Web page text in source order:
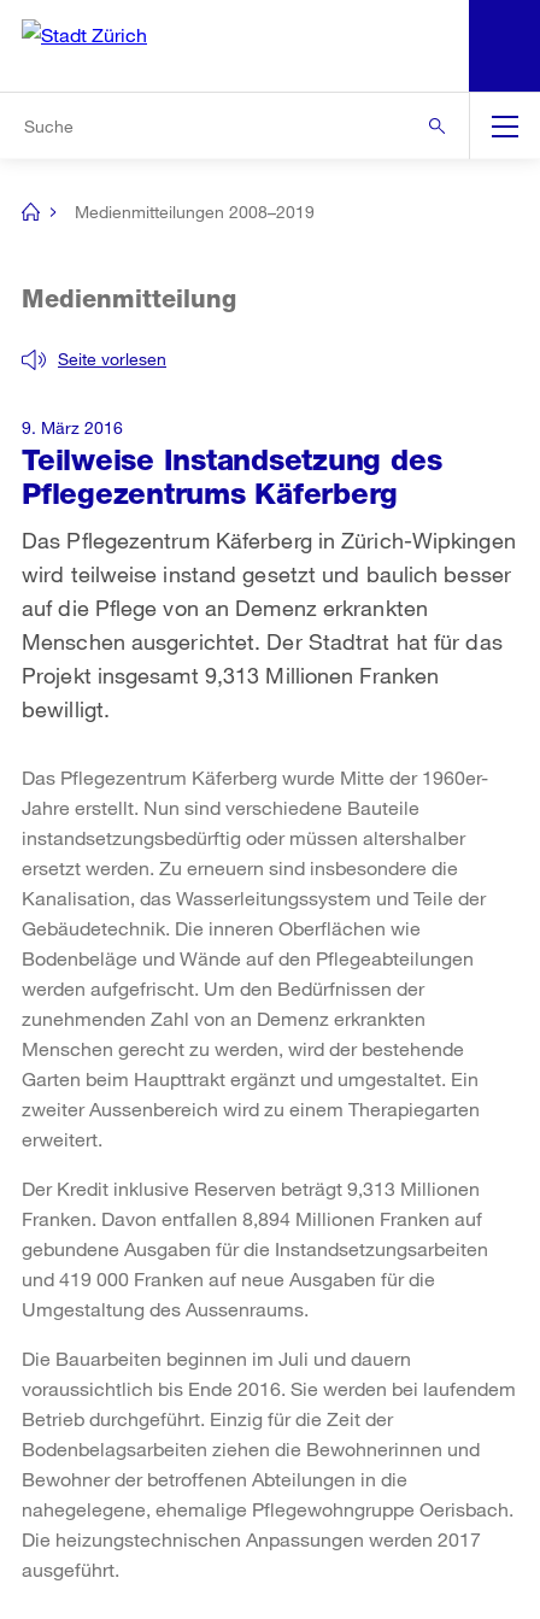
Navigation
[no
Medienmitteilungen 2008–2019
Teilweise Instandsetzung des
Pflegezentrums Käferberg
Seite vorlesen
Medienmitteilung
Das Pflegezentrum Käferberg in Zürich-Wipkingen
wird teilweise instand gesetzt und baulich besser
auf die Pflege von an Demenz erkrankten
Menschen ausgerichtet. Der Stadtrat hat für das
Projekt insgesamt 9,313 Millionen Franken
bewilligt.
9. März 2016
Das Pflegezentrum Käferberg wurde Mitte der 1960er-
Jahre erstellt. Nun sind verschiedene Bauteile
instandsetzungsbedürftig oder müssen altershalber
ersetzt werden. Zu erneuern sind insbesondere die
Kanalisation, das Wasserleitungssystem und Teile der
Gebäudetechnik. Die inneren Oberflächen wie
Bodenbeläge und Wände auf den Pflegeabteilungen
werden aufgefrischt. Um den Bedürfnissen der
zunehmenden Zahl von an Demenz erkrankten
Menschen gerecht zu werden, wird der bestehende
Garten beim Haupttrakt ergänzt und umgestaltet. Ein
zweiter Aussenbereich wird zu einem Therapiegarten
erweitert.
Der Kredit inklusive Reserven beträgt 9,313 Millionen
Franken. Davon entfallen 8,894 Millionen Franken auf
gebundene Ausgaben für die Instandsetzungsarbeiten
und 419 000 Franken auf neue Ausgaben für die
Umgestaltung des Aussenraums.
Die Bauarbeiten beginnen im Juli und dauern
voraussichtlich bis Ende 2016. Sie werden bei laufendem
Betrieb durchgeführt. Einzig für die Zeit der
Bodenbelagsarbeiten ziehen die Bewohnerinnen und
Bewohner der betroffenen Abteilungen in die
nahegelegene, ehemalige Pflegewohngruppe Oerisbach.
Die heizungstechnischen Anpassungen werden 2017
ausgeführt.